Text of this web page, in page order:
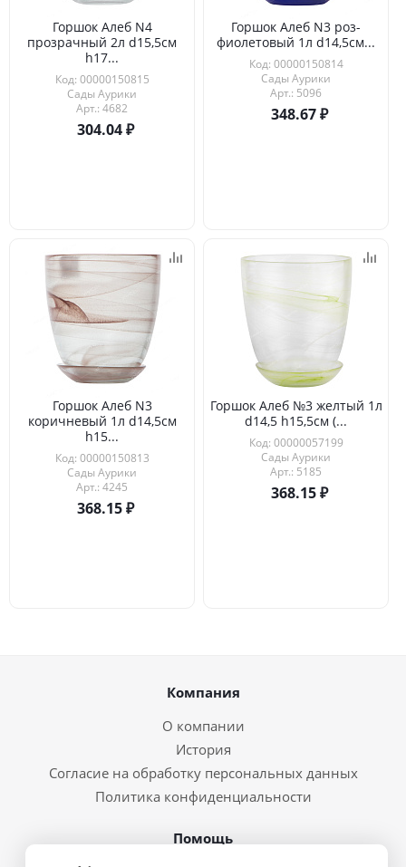
Горшок Алеб N4
прозрачный 2л d15,5см
h17...
Код: 00000150815
Сады Аурики
Арт.: 4682
304.04
Горшок Алеб N3 роз-
фиолетовый 1л d14,5см...
Код: 00000150814
Сады Аурики
Арт.: 5096
348.67
Горшок Алеб N3
коричневый 1л d14,5см
h15...
Код: 00000150813
Сады Аурики
Арт.: 4245
368.15
Горшок Алеб №3 желтый 1л
d14,5 h15,5см (...
Код: 00000057199
Сады Аурики
Арт.: 5185
368.15
Компания
О компании
История
Согласие на обработку персональных данных
Политика конфиденциальности
Помощь